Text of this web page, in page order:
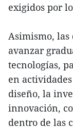
exigidos por
Asimismo, las
avanzar
tecnologías,
en
diseño, la
innovación,
dentro de las